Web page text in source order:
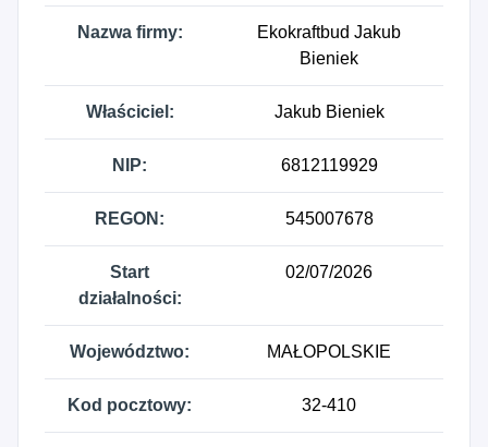
8122B - Pozostałe sprzątanie budynków i obiektów
przemysłowych, gdzie indziej niesklasyfikowane.
Nazwa firmy:
Ekokraftbud Jakub
Bieniek
Właściciel: Jakub Bieniek
NIP: 6812119929
REGON: 545007678
Start
działalności:
02/07/2026
Województwo: MAŁOPOLSKIE
Kod pocztowy: 32-410